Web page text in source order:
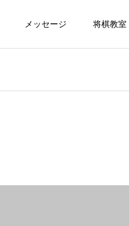
メッセージ 将棋教室